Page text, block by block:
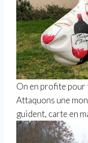
On en profite pour
Attaquons une
guident, carte en